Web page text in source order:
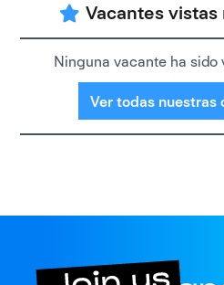
Vacantes
Ninguna vacante ha sido
Ver todas nuestras